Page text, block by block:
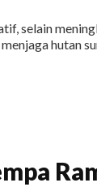
selain
hutan